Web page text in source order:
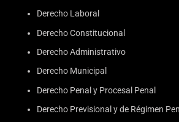
Derecho Laboral
Derecho Constitucional
Derecho Administrativo
Derecho Municipal
Derecho Penal y Procesal Penal
Derecho Previsional y de Régimen